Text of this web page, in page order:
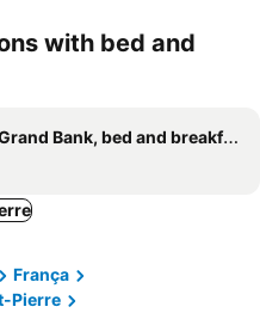
with bed and
Bank, bed and breakfasts
França
Pierre